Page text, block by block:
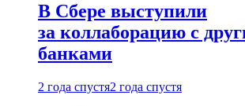
В Сбере выступили
за коллаборацию с
банками
2 года спустя2 года спустя